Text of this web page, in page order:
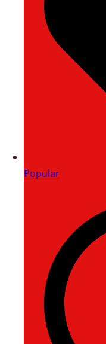
Popular